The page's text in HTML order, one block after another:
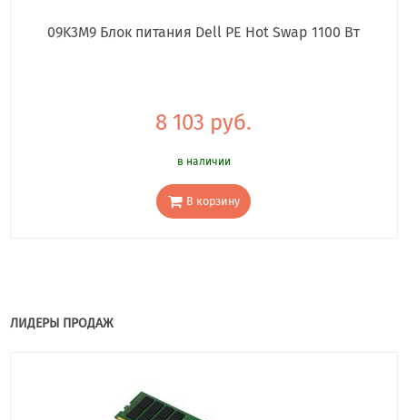
09K3M9 Блок питания Dell PE Hot Swap 1100 Вт
8 103 руб.
в наличии
В корзину
ЛИДЕРЫ ПРОДАЖ